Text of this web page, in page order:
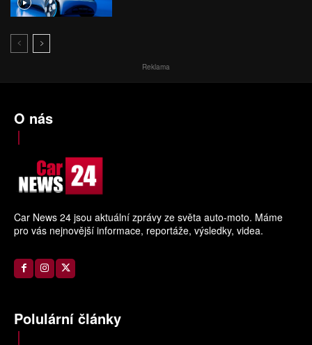
Reklama
O nás
Car News 24 jsou aktuální zprávy ze světa auto-moto. Máme
pro vás nejnovější informace, reportáže, výsledky, videa.
Polulární články